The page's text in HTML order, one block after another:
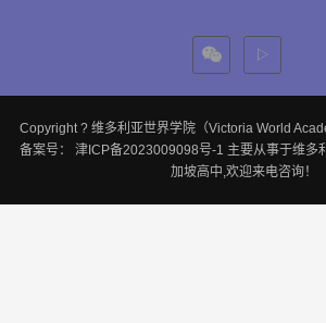
Copyright ? 维多利亚世界学院（Victoria World
备案号： 津ICP备2023009098号-1 主要从事于维多
加坡高中 ,欢迎来电咨询！